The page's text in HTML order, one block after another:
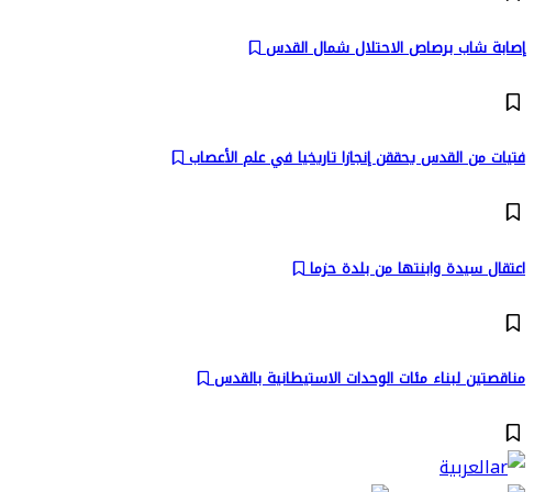
إصابة شاب برصاص الاحتلال شمال القدس
فتيات من القدس يحققن إنجازا تاريخيا في علم الأعصاب
اعتقال سيدة وابنتها من بلدة حزما
مناقصتين لبناء مئات الوحدات الاستيطانية بالقدس
العربية